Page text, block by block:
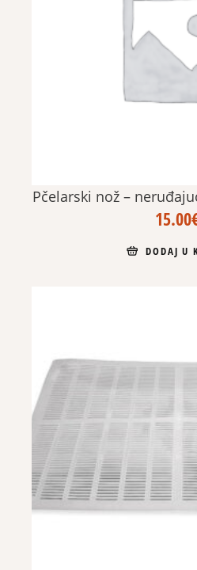
Pčelarski nož –
15.00
DODAJ U